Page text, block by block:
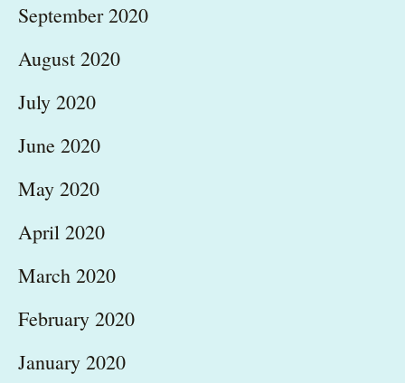
September 2020
August 2020
July 2020
June 2020
May 2020
April 2020
March 2020
February 2020
January 2020